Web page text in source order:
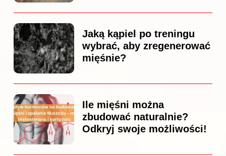
Jaką kąpiel po treningu
wybrać, aby zregenerować
mięśnie?
Ile mięśni można
zbudować naturalnie?
Odkryj swoje możliwości!